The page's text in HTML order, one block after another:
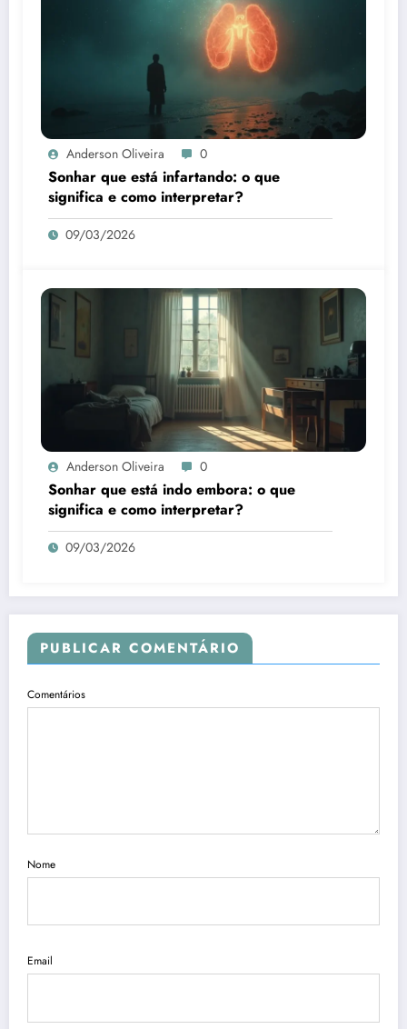
Anderson Oliveira 0
Sonhar que está infartando: o que
significa e como interpretar?
09/03/2026
Anderson Oliveira 0
Sonhar que está indo embora: o que
significa e como interpretar?
09/03/2026
PUBLICAR COMENTÁRIO
Comentários
Nome
Email